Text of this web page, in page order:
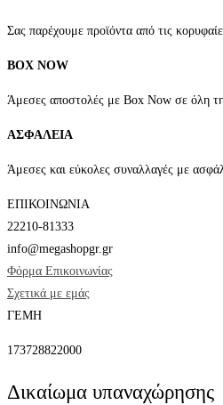
Σας παρέχουμε προϊόντα από τις
BOX NOW
Άμεσες αποστολές με Box Now σε όλη
ΑΣΦΑΛΕΙΑ
Άμεσες και εύκολες συναλλαγές με
ΕΠΙΚΟΙΝΩΝΙΑ
22210-81333
info@megashopgr.gr
Φόρμα Επικοινωνίας
Σχετικά με εμάς
ΓΕΜΗ
173728822000
Δικαίωμα υπαναχώρησης